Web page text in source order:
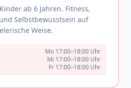
ab 6 Jahren. Fitness,
Selbstbewusstsein auf
Weise.
Mo 17:00–18:00 Uhr
Mi 17:00–18:00 Uhr
Fr 17:00–18:00 Uhr